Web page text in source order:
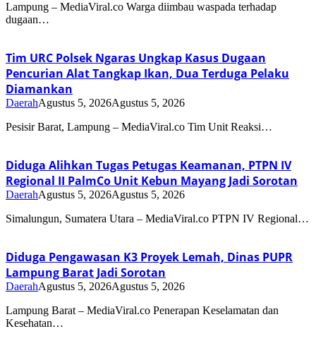
Lampung – MediaViral.co Warga diimbau waspada terhadap
dugaan…
Tim URC Polsek Ngaras Ungkap Kasus Dugaan
Pencurian Alat Tangkap Ikan, Dua Terduga Pelaku
Diamankan
DaerahAgustus 5, 2026Agustus 5, 2026
Pesisir Barat, Lampung – MediaViral.co Tim Unit Reaksi…
Diduga Alihkan Tugas Petugas Keamanan, PTPN IV
Regional II PalmCo Unit Kebun Mayang Jadi Sorotan
DaerahAgustus 5, 2026Agustus 5, 2026
Simalungun, Sumatera Utara – MediaViral.co PTPN IV Regional…
Diduga Pengawasan K3 Proyek Lemah, Dinas PUPR
Lampung Barat Jadi Sorotan
DaerahAgustus 5, 2026Agustus 5, 2026
Lampung Barat – MediaViral.co Penerapan Keselamatan dan
Kesehatan…